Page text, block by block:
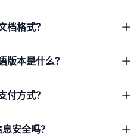
档格式？
版本是什么？
付方式？
安全吗？